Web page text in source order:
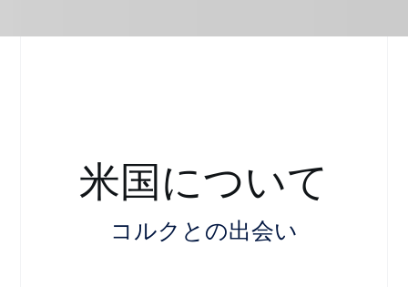
米国について
コルクとの出会い